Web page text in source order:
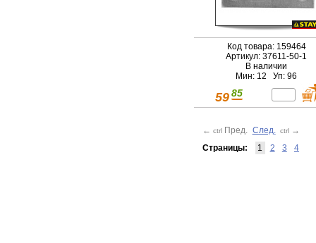
Код товара: 159464
Артикул: 37611-50-1
В наличии
Мин: 12 Уп: 96
59 85
← ctrl Пред. След. ctrl →
Страницы:
1 2 3 4